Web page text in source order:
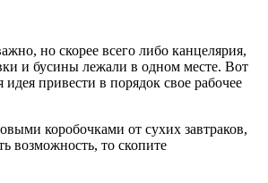
но скорее всего либо канцелярия,
и бусины лежали в одном месте. Вот
идея привести в порядок свое рабочее
коробочками от сухих завтраков,
возможность, то скопите